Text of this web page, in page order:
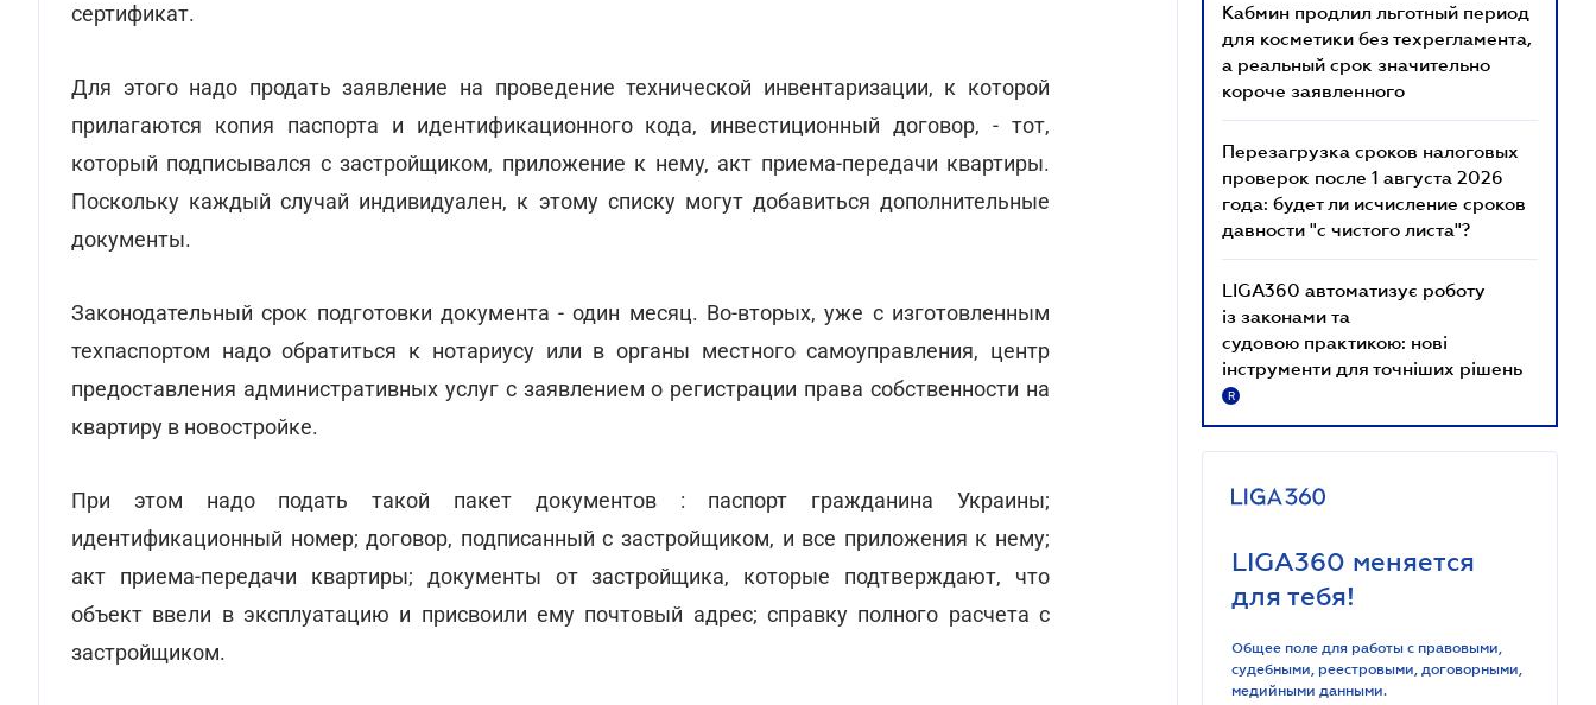
сертификат.
Для этого надо продать заявление на проведение технической инвентаризации, к которой
прилагаются копия паспорта и идентификационного кода, инвестиционный договор, - тот,
который подписывался с застройщиком, приложение к нему, акт приема-передачи квартиры.
Поскольку каждый случай индивидуален, к этому списку могут добавиться дополнительные
документы.
Законодательный срок подготовки документа - один месяц. Во-вторых, уже с изготовленным
техпаспортом надо обратиться к нотариусу или в органы местного самоуправления, центр
предоставления административных услуг с заявлением о регистрации права собственности на
квартиру в новостройке.
При этом надо подать такой пакет документов : паспорт гражданина Украины;
идентификационный номер; договор, подписанный с застройщиком, и все приложения к нему;
акт приема-передачи квартиры; документы от застройщика, которые подтверждают, что
объект ввели в эксплуатацию и присвоили ему почтовый адрес; справку полного расчета с
застройщиком.
Кабмин продлил льготный период
для косметики без техрегламента,
а реальный срок значительно
короче заявленного
Перезагрузка сроков налоговых
проверок после 1 августа 2026
года: будет ли исчисление сроков
давности "с чистого листа"?
LIGA360 автоматизує роботу
із законами та
судовою практикою: нові
інструменти для точніших рішень
R
LIGA360 меняется
для тебя!
Общее поле для работы с правовыми,
судебными, реестровыми, договорными,
медийными данными.